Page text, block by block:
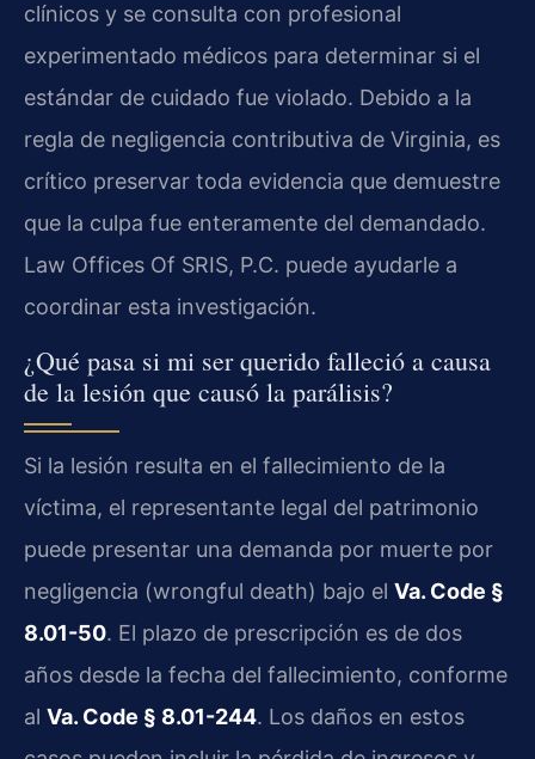
clínicos y se consulta con profesional
experimentado médicos para determinar si el
estándar de cuidado fue violado. Debido a la
regla de negligencia contributiva de Virginia, es
crítico preservar toda evidencia que demuestre
que la culpa fue enteramente del demandado.
Law Offices Of SRIS, P.C. puede ayudarle a
coordinar esta investigación.
¿Qué pasa si mi ser querido falleció a causa
de la lesión que causó la parálisis?
Si la lesión resulta en el fallecimiento de la
víctima, el representante legal del patrimonio
puede presentar una demanda por muerte por
negligencia (wrongful death) bajo el Va. Code §
8.01-50. El plazo de prescripción es de dos
años desde la fecha del fallecimiento, conforme
al Va. Code § 8.01-244. Los daños en estos